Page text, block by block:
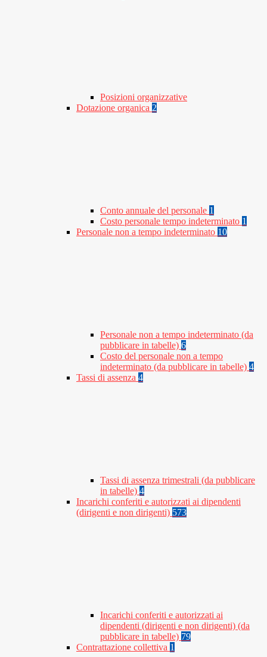
Posizioni organizzative
Dotazione organica 2
Conto annuale del personale 1
Costo personale tempo indeterminato 1
Personale non a tempo indeterminato 10
Personale non a tempo indeterminato (da
pubblicare in tabelle) 6
Costo del personale non a tempo
indeterminato (da pubblicare in tabelle) 4
Tassi di assenza 4
Tassi di assenza trimestrali (da pubblicare
in tabelle) 4
Incarichi conferiti e autorizzati ai dipendenti
(dirigenti e non dirigenti) 573
Incarichi conferiti e autorizzati ai
dipendenti (dirigenti e non dirigenti) (da
pubblicare in tabelle) 79
Contrattazione collettiva 1